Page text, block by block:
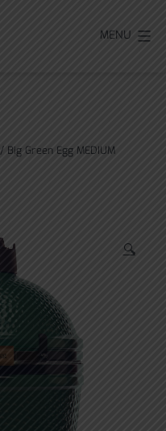
MENU
/ Big Green Egg MEDIUM
🔍